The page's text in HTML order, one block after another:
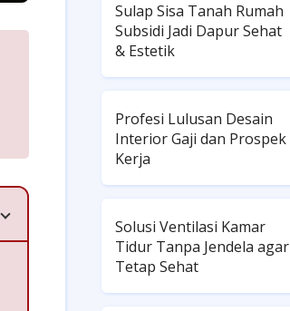
Sulap Sisa Tanah Rumah
Subsidi Jadi Dapur Sehat
& Estetik
Profesi Lulusan Desain
Interior Gaji dan Prospek
Kerja
Solusi Ventilasi Kamar
Tidur Tanpa Jendela agar
Tetap Sehat